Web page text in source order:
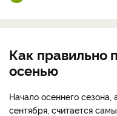
Как правильно
осенью
Начало осеннего сезона,
сентября, считается